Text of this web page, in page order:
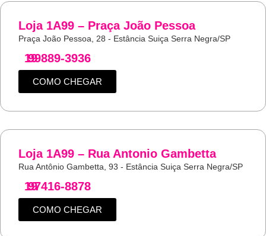
Loja 1A99 – Praça João Pessoa
Praça João Pessoa, 28 - Estância Suiça Serra Negra/SP
19
99889-3936
COMO CHEGAR
Loja 1A99 – Rua Antonio Gambetta
Rua Antônio Gambetta, 93 - Estância Suiça Serra Negra/SP
19
97416-8878
COMO CHEGAR